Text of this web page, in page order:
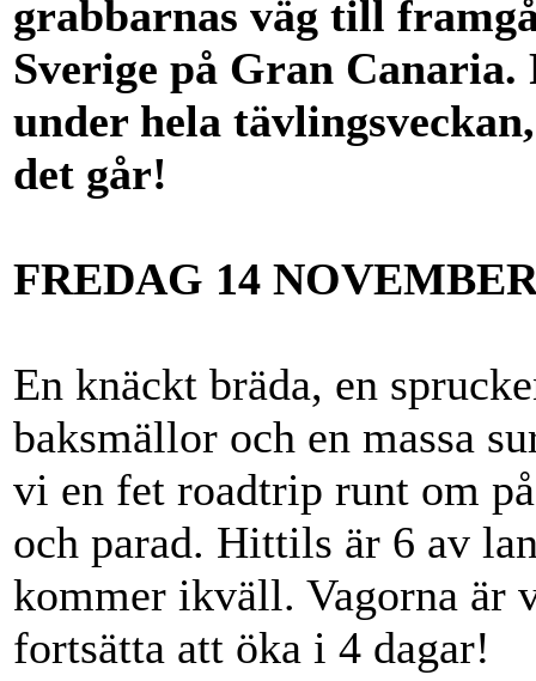
grabbarnas väg till
Sverige på Gran
under hela
det går!
FREDAG 14
En knäckt bräda, en
baksmällor och en massa
vi en fet roadtrip runt om
och parad. Hittils är 6 av
kommer ikväll. Vagorna är
fortsätta att öka i 4 dagar!